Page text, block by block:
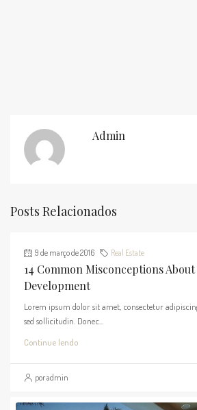
Admin
Posts Relacionados
9 de março de 2016 Real Estate
14 Common Misconceptions About
Development
Lorem ipsum dolor sit amet, consectetur
sed sollicitudin. Donec...
Continue lendo
por admin